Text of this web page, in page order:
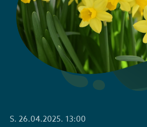
S. 26.04.2025. 13:00